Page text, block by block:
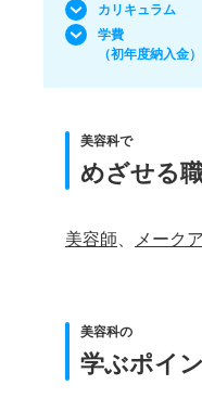
カリキュラム
学費
（初年度納入金）
美容科で
めざせる
美容師 メーク
美容科の
学ぶポイ